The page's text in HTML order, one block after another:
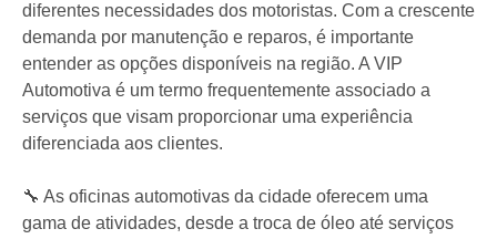
diferentes necessidades dos motoristas. Com a crescente
demanda por manutenção e reparos, é importante
entender as opções disponíveis na região. A VIP
Automotiva é um termo frequentemente associado a
serviços que visam proporcionar uma experiência
diferenciada aos clientes.
🔧 As oficinas automotivas da cidade oferecem uma
gama de atividades, desde a troca de óleo até serviços